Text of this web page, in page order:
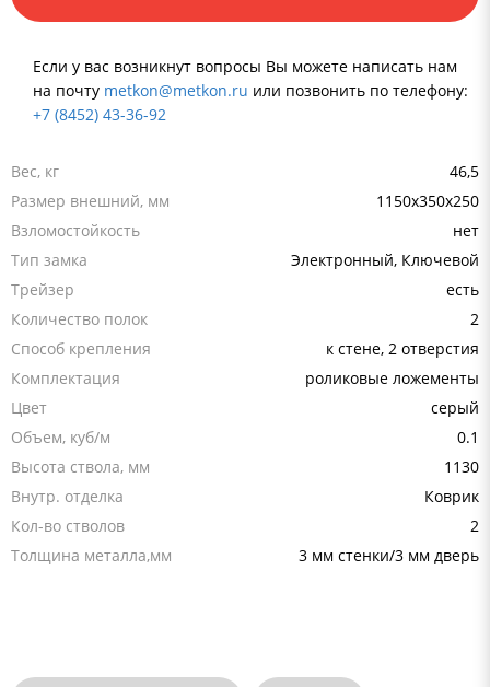
Если у вас возникнут вопросы Вы можете написать нам
на почту metkon@metkon.ru или позвонить по телефону:
+7 (8452) 43-36-92
Вес, кг
46,5
Размер внешний, мм
1150x350x250
Взломостойкость
нет
Тип замка
Электронный, Ключевой
Трейзер
есть
Количество полок
2
Способ крепления
к стене, 2 отверстия
Комплектация
роликовые ложементы
Цвет
серый
Объем, куб/м
0.1
Высота ствола, мм
1130
Внутр. отделка
Коврик
Кол-во стволов
2
Толщина металла,мм
3 мм стенки/3 мм дверь